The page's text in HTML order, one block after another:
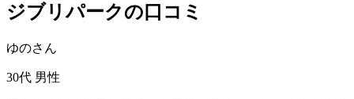
ジブリパークの口コミ
ゆのさん
30代 男性